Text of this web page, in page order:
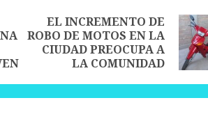
Previous
post:
Next
post:
EL INCREMENTO DE
ROBO DE MOTOS EN LA
CIUDAD PREOCUPA A
LA COMUNIDAD